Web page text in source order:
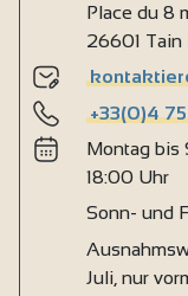
Place du 8
26601 Tain
+33(0)4
Montag bis
18:00 Uhr
Sonn- und
Juli, nur